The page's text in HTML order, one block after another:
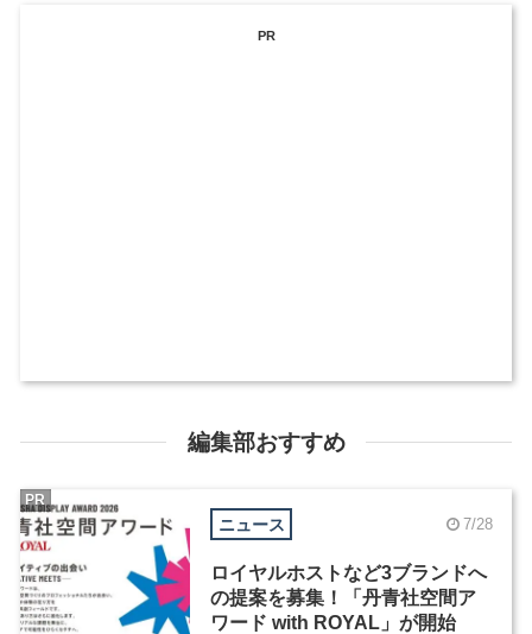
PR
編集部おすすめ
ニュース 7/28
ロイヤルホストなど3ブランドへ
の提案を募集！「丹青社空間ア
ワード with ROYAL」が開始
PR